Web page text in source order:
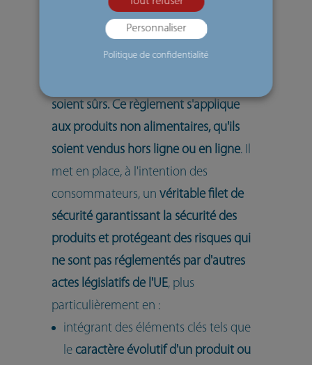
L'objectif du nouveau règlement relatif
à la sécurité générale des produits est
de faire en sorte que tous les produits
soient sûrs. Ce règlement s'applique
aux produits non alimentaires, qu'ils
soient vendus hors ligne ou en ligne. Il
met en place, à l'intention des
consommateurs, un véritable filet de
sécurité garantissant la sécurité des
produits et protégeant des risques qui
ne sont pas réglementés par d'autres
actes législatifs de l'UE, plus
particulièrement en :
intégrant des éléments clés tels que
le caractère évolutif d'un produit ou
Personnaliser
Politique de confidentialité